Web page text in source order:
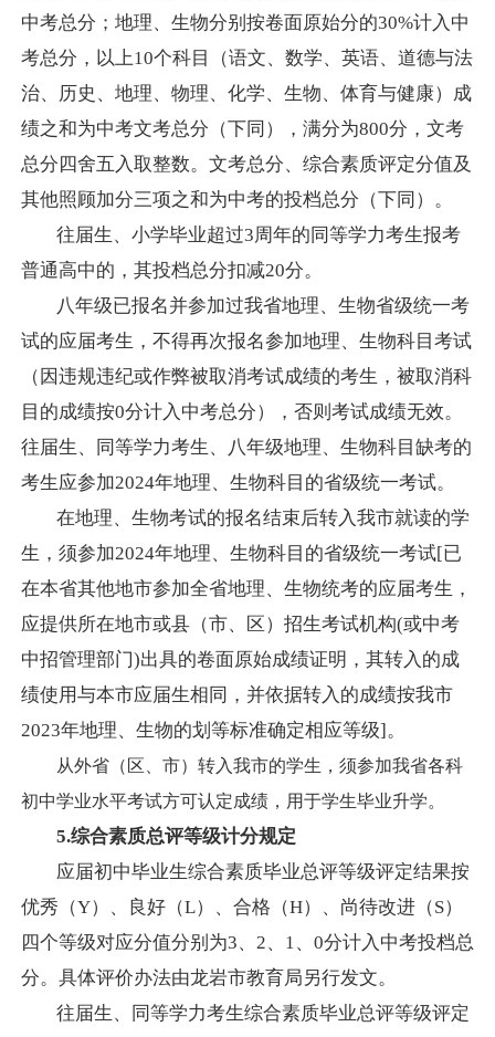
中考总分；地理、生物分别按卷面原始分的30%计入中
考总分， 以上10个科目（语文、数学、英语、道德与法
治、历史、地理、物理、化学、生物、体育与健康）成
绩之和为中考文考总分（下同 ），满分为800分 ，文考
总分四舍五入取整数。文考总分、综合素质评定分值及
其他照顾加分三项之和为中考的投档总分（下同）。
往届生、小学毕业超过3周年的同等学力考生报考
普通高中的，其投档总分扣减20分。
八年级已报名并参加过我省地理、生物省级统一考
试的应届考生，不得再次报名参加地理、生物科目考试
（因违规违纪或作弊被取消考试成绩的考生，被取消科
目的成绩按0分计入中考总分），否则考试成绩无效。
往届生、同等学力考生、
八年级地理、生物科目缺考的
考生应参加2024年地理、生物科目的省级统一考试。
在地理、生物考试的报名结束后转入我市就读的学
生，须参加2024年地理、生物科目的省级统一考试[已
在本省其他地市参加全省地理、生物统考的应届考生，
应提供所在地市或县（市、区） 招生考试机构(或中考
中招管理部门)出具的卷面原始成绩证明，其转入的成
绩使用与本市应届生相同，并依据转入的成绩按我市
2023年地理、生物的划等标准确定相应等级]。
从外省（区、市）转入我市的学生，须参加我省各科
初中学业水平考试方可认定成绩，用于学生毕业升学。
5.综合素质总评等级计分规定
应届初中毕业生综合素质毕业总评等级评定结果按
优秀（Y）、良好（L）、合格（H）、尚待改进（S）
四个等级对应分值分别为3、2、1、0分计入中考投档总
分。具体评价办法由龙岩市教育局另行发文。
往届生、同等学力考生综合素质毕业总评等级评定